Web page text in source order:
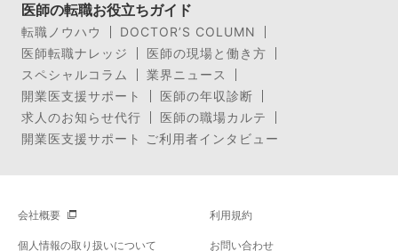
医師の転職お役立ちガイド
転職ノウハウ
DOCTOR’S COLUMN
医師転職ナレッジ
医師の現場と働き方
スペシャルコラム
業界ニュース
開業医支援サポート
医師の年収診断
求人のお知らせ代行
医師の職場カルテ
開業医支援サポート ご利用者インタビュー
会社概要 利用規約
個人情報の取り扱いについて お問い合わせ